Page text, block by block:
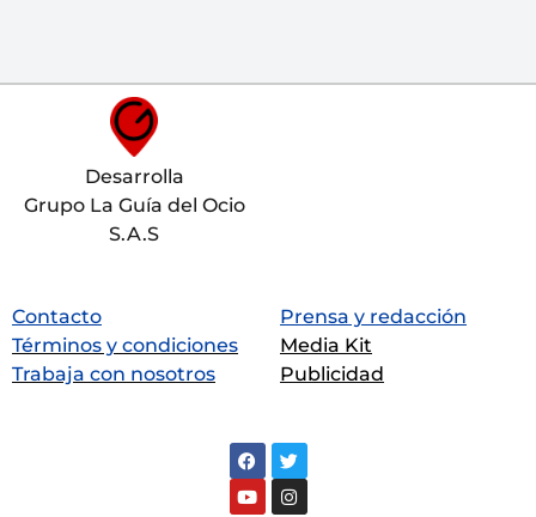
Desarrolla
Grupo La Guía del Ocio
S.A.S
Contacto
Términos y condiciones
Trabaja con nosotros
Prensa y redacción
Media Kit
Publicidad